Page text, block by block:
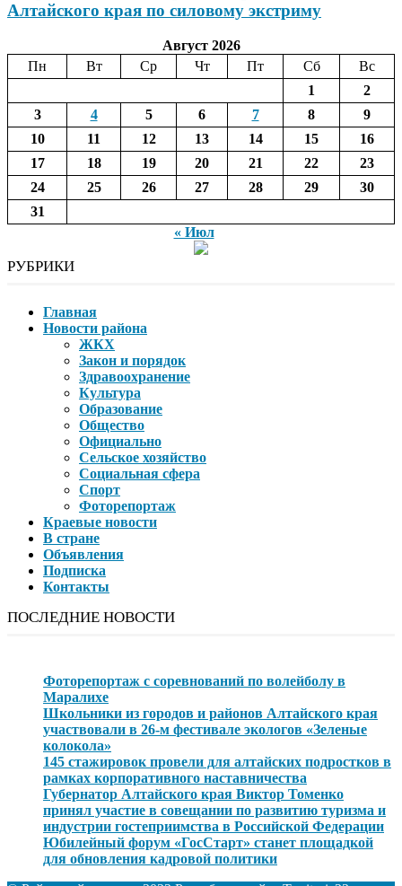
Алтайского края по силовому экстриму
Август 2026
Пн
Вт Ср Чт Пт Сб
Вс
1
2
3
4 5 6 7 8
9
10
11 12 13 14 15
16
17
18 19 20 21 22
23
24
25 26 27 28 29
30
31
« Июл
РУБРИКИ
Главная
Новости района
ЖКХ
Закон и порядок
Здравоохранение
Культура
Образование
Общество
Официально
Сельское хозяйство
Социальная сфера
Спорт
Фоторепортаж
Краевые новости
В стране
Объявления
Подписка
Контакты
ПОСЛЕДНИЕ НОВОСТИ
Фоторепортаж с соревнований по волейболу в
Маралихе
Школьники из городов и районов Алтайского края
участвовали в 26-м фестивале экологов «Зеленые
колокола»
145 стажировок провели для алтайских подростков в
рамках корпоративного наставничества
Губернатор Алтайского края Виктор Томенко
принял участие в совещании по развитию туризма и
индустрии гостеприимства в Российской Федерации
Юбилейный форум «ГосСтарт» станет площадкой
для обновления кадровой политики